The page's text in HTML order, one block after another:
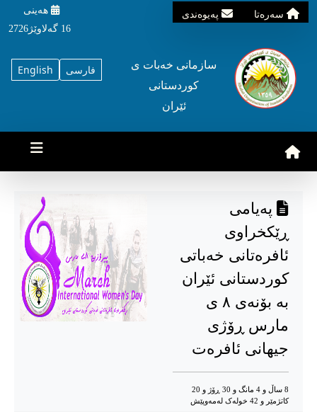
سه‌ره‌تا په‌یوه‌ندی
هه‌ینی
16 گه‌لاوێژ2726
English فارسی
سازمانی خه‌بات ی
کوردستانی
ئێران
پەیامی
ڕێکخراوی
ئافرەتانی خەباتی
کوردستانی ئێران
بە بۆنەی ۸ ی
مارس ڕۆژی
جیهانی ئافرەت
8 ساڵ و 4 مانگ و 30 ڕۆژ و 20
کاتژمێر و 42 خوله‌ک له‌مه‌وپێش‌